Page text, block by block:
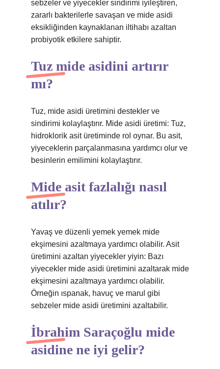
sebzeler ve yiyecekler sindirimi iyileştiren,
zararlı bakterilerle savaşan ve mide asidi
eksikliğinden kaynaklanan iltihabı azaltan
probiyotik etkilere sahiptir.
Tuz mide asidini artırır
mı?
Tuz, mide asidi üretimini destekler ve
sindirimi kolaylaştırır. Mide asidi üretimi: Tuz,
hidroklorik asit üretiminde rol oynar. Bu asit,
yiyeceklerin parçalanmasına yardımcı olur ve
besinlerin emilimini kolaylaştırır.
Mide asit fazlalığı nasıl
atılır?
Yavaş ve düzenli yemek yemek mide
ekşimesini azaltmaya yardımcı olabilir. Asit
üretimini azaltan yiyecekler yiyin: Bazı
yiyecekler mide asidi üretimini azaltarak mide
ekşimesini azaltmaya yardımcı olabilir.
Örneğin ıspanak, havuç ve marul gibi
sebzeler mide asidi üretimini azaltabilir.
İbrahim Saraçoğlu mide
asidine ne iyi gelir?